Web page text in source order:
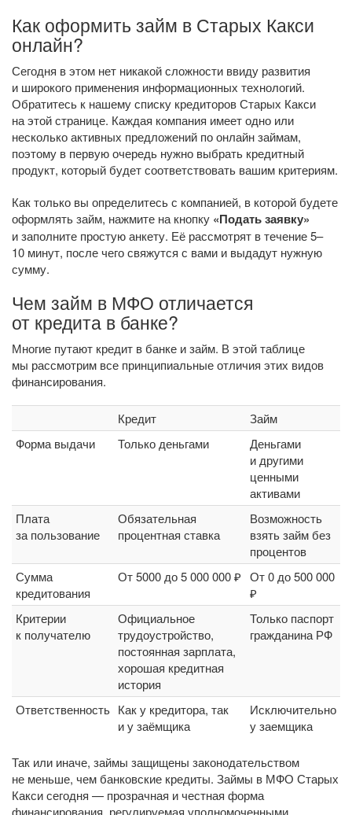
Как оформить займ в Старых Какси
онлайн?
Сегодня в этом нет никакой сложности ввиду развития
и широкого применения информационных технологий.
Обратитесь к нашему списку кредиторов Старых Какси
на этой странице. Каждая компания имеет одно или
несколько активных предложений по онлайн займам,
поэтому в первую очередь нужно выбрать кредитный
продукт, который будет соответствовать вашим критериям.
Как только вы определитесь с компанией, в которой будете
оформлять займ, нажмите на кнопку «Подать заявку»
и заполните простую анкету. Её рассмотрят в течение 5–
10 минут, после чего свяжутся с вами и выдадут нужную
сумму.
Чем займ в МФО отличается
от кредита в банке?
Многие путают кредит в банке и займ. В этой таблице
мы рассмотрим все принципиальные отличия этих видов
финансирования.
Кредит
Займ
Форма выдачи
Только деньгами
Деньгами
и другими
ценными
активами
Плата
за пользование
Обязательная
процентная ставка
Возможность
взять займ без
процентов
Сумма
кредитования
От 5000 до 5 000 000 ₽ От 0 до 500 000
₽
Критерии
к получателю
Официальное
трудоустройство,
постоянная зарплата,
хорошая кредитная
история
Только паспорт
гражданина РФ
Ответственность Как у кредитора, так
и у заёмщика
Исключительно
у заемщика
Так или иначе, займы защищены законодательством
не меньше, чем банковские кредиты. Займы в МФО Старых
Какси сегодня — прозрачная и честная форма
финансирования, регулируемая уполномоченными